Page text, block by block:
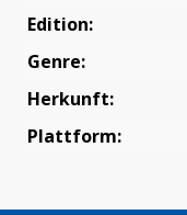
Edition:
Genre:
Herkunft:
Plattform: